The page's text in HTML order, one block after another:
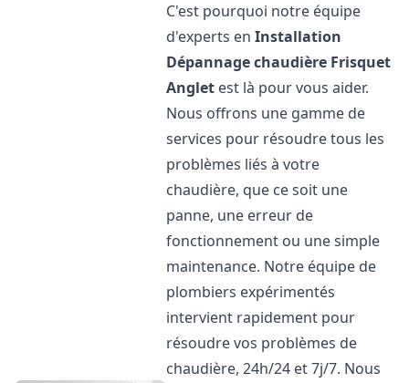
C'est pourquoi notre équipe
d'experts enInstallation
Dépannage chaudière Frisquet
Anglet est là pour vous aider.
Nous offrons une gamme de
services pour résoudre tous les
problèmes liés à votre
chaudière, que ce soit une
panne, une erreur de
fonctionnement ou une simple
maintenance. Notre équipe de
plombiers expérimentés
intervient rapidement pour
résoudre vos problèmes de
chaudière, 24h/24 et 7j/7. Nous